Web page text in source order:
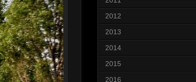
2012
2013
2014
2015
2016